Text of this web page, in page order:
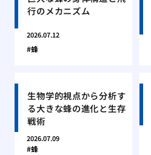
行のメカニズム
2026.07.12
蜂
生物学的視点から分析す
る大きな蜂の進化と生存
戦術
2026.07.09
蜂